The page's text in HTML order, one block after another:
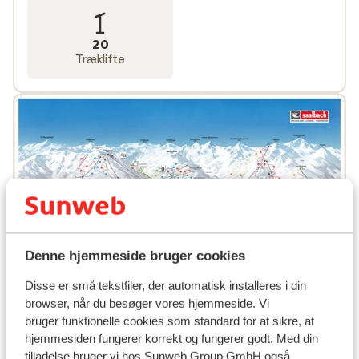
Denne hjemmeside bruger cookies
Disse er små tekstfiler, der automatisk installeres i din
browser, når du besøger vores hjemmeside. Vi
bruger funktionelle cookies som standard for at sikre, at
hjemmesiden fungerer korrekt og fungerer godt. Med din
20
Træklifte